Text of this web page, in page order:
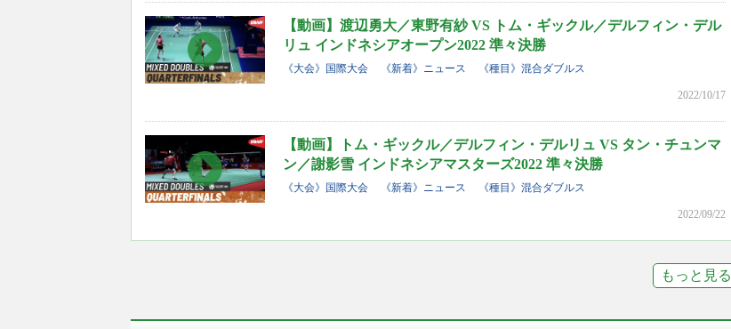
【動画】渡辺勇大／東野有紗 VS トム・ギックル／デルフィン・デル
リュ インドネシアオープン2022 準々決勝
《大会》国際大会 《新着》ニュース 《種目》混合ダブルス
2022/10/17
【動画】トム・ギックル／デルフィン・デルリュ VS タン・チュンマ
ン／謝影雪 インドネシアマスターズ2022 準々決勝
《大会》国際大会 《新着》ニュース 《種目》混合ダブルス
2022/09/22
もっと見る